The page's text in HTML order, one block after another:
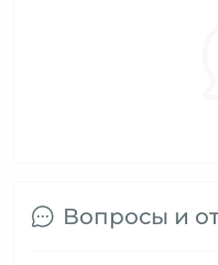
Вопросы и